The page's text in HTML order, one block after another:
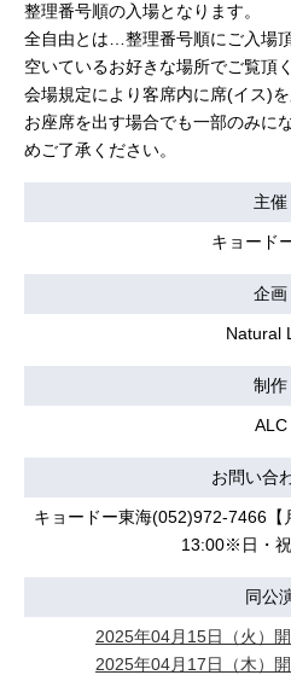
整理番号順の入場となります。
全自由とは…整理番号順にご入場
空いているお好きな場所でご覧頂
会場規定により客席内に席(イス)
お座席を出す場合でも一部のみに
めご了承ください。
主催
キョード
企画
Natural
制作
ALC
お問い合
キョードー東海(052)972-7466
13:00※日・祝
同公
2025年04月15日（火）
2025年04月17日（木）